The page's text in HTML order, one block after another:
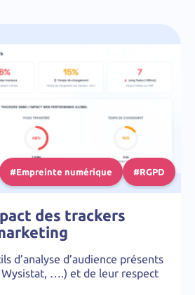
#Empreinte numérique #RGPD
des trackers
d’analyse d’audience présents
Wysistat, ….) et de leur respect